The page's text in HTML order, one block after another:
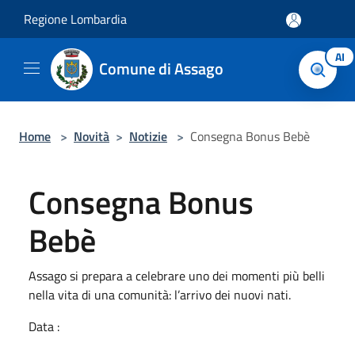
Regione Lombardia
Comune di Assago AI
Home > Novità > Notizie > Consegna Bonus Bebè
Consegna Bonus
Bebè
Assago si prepara a celebrare uno dei momenti più belli
nella vita di una comunità: l’arrivo dei nuovi nati.
Data :